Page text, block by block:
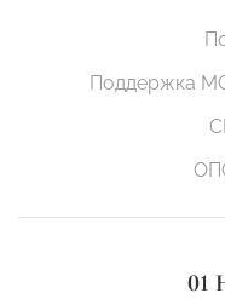
Поддержка
01